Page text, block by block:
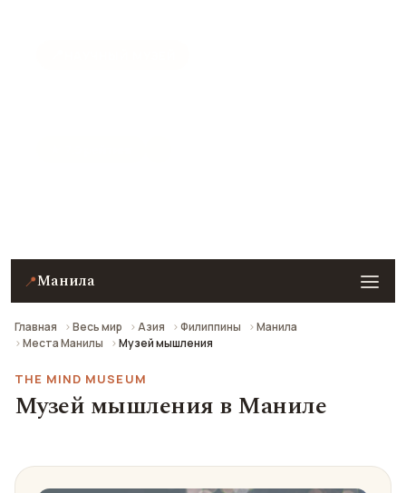
📍Манила
Главная Весь мир Азия Филиппины
Манила
Места Манилы
Музей мышления
THE MIND MUSEUM
Музей мышления в Маниле